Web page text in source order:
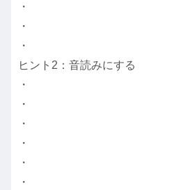
・
・
・
ヒント2：音読みにする
・
・
・
・
・
・